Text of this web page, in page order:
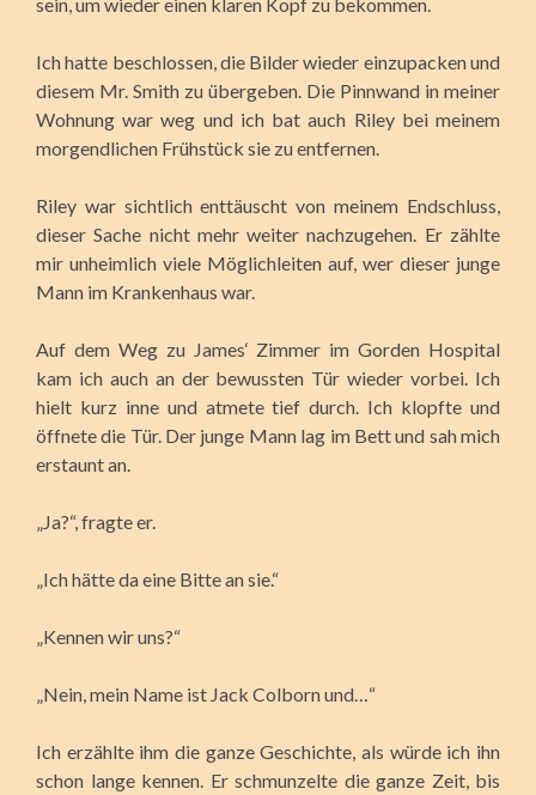
Ich hatte beschlossen, die Bilder wieder einzupacken und
diesem Mr. Smith zu übergeben. Die Pinnwand in meiner
Wohnung war weg und ich bat auch Riley bei meinem
morgendlichen Frühstück sie zu entfernen.
Riley war sichtlich enttäuscht von meinem Endschluss,
dieser Sache nicht mehr weiter nachzugehen. Er zählte
mir unheimlich viele Möglichleiten auf, wer dieser junge
Mann im Krankenhaus war.
Auf dem Weg zu James‘ Zimmer im Gorden Hospital
kam ich auch an der bewussten Tür wieder vorbei. Ich
hielt kurz inne und atmete tief durch. Ich klopfte und
öffnete die Tür. Der junge Mann lag im Bett und sah mich
erstaunt an.
„Ja?“, fragte er.
„Ich hätte da eine Bitte an sie.“
„Kennen wir uns?“
„Nein, mein Name ist Jack Colborn und…“
Ich erzählte ihm die ganze Geschichte, als würde ich ihn
schon lange kennen. Er schmunzelte die ganze Zeit, bis